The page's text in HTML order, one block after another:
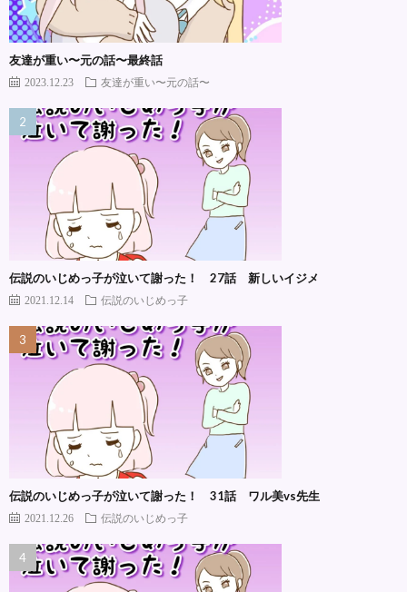
友達が重い〜元の話〜最終話
2023.12.23 友達が重い〜元の話〜
伝説のいじめっ子が泣いて謝った！ 27話 新しいイジメ
2021.12.14 伝説のいじめっ子
伝説のいじめっ子が泣いて謝った！ 31話 ワル美vs先生
2021.12.26 伝説のいじめっ子